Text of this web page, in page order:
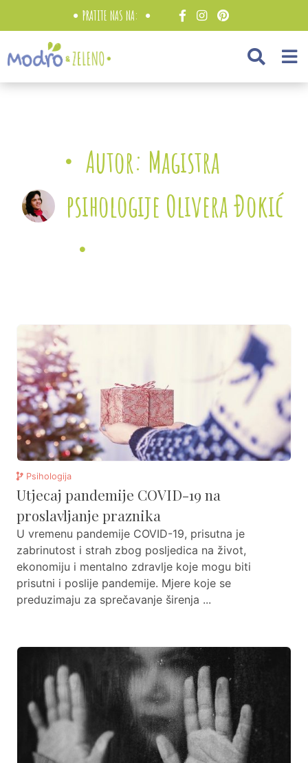
PRATITE NAS NA:
Autor: Magistra
psihologije Olivera Đokić
Psihologija
Utjecaj pandemije COVID-19 na
proslavljanje praznika
U vremenu pandemije COVID-19, prisutna je
zabrinutost i strah zbog posljedica na život,
ekonomiju i mentalno zdravlje koje mogu biti
prisutni i poslije pandemije. Mjere koje se
preduzimaju za sprečavanje širenja ...